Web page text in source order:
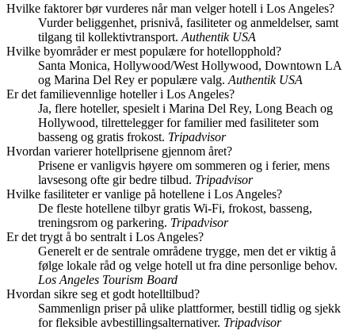
Hvilke faktorer bør vurderes når man velger hotell i Los Angeles?
Vurder beliggenhet, prisnivå, fasiliteter og anmeldelser, samt
tilgang til kollektivtransport. Authentik USA
Hvilke byområder er mest populære for hotellopphold?
Santa Monica, Hollywood/West Hollywood, Downtown LA
og Marina Del Rey er populære valg. Authentik USA
Er det familievennlige hoteller i Los Angeles?
Ja, flere hoteller, spesielt i Marina Del Rey, Long Beach og
Hollywood, tilrettelegger for familier med fasiliteter som
basseng og gratis frokost. Tripadvisor
Hvordan varierer hotellprisene gjennom året?
Prisene er vanligvis høyere om sommeren og i ferier, mens
lavsesong ofte gir bedre tilbud. Tripadvisor
Hvilke fasiliteter er vanlige på hotellene i Los Angeles?
De fleste hotellene tilbyr gratis Wi-Fi, frokost, basseng,
treningsrom og parkering. Tripadvisor
Er det trygt å bo sentralt i Los Angeles?
Generelt er de sentrale områdene trygge, men det er viktig å
følge lokale råd og velge hotell ut fra dine personlige behov.
Los Angeles Tourism Board
Hvordan sikre seg et godt hotelltilbud?
Sammenlign priser på ulike plattformer, bestill tidlig og sjekk
for fleksible avbestillingsalternativer. Tripadvisor